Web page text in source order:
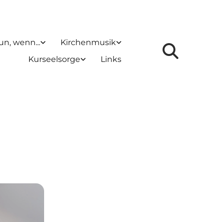
wenn...
Kirchenmusik
Kurseelsorge
Links